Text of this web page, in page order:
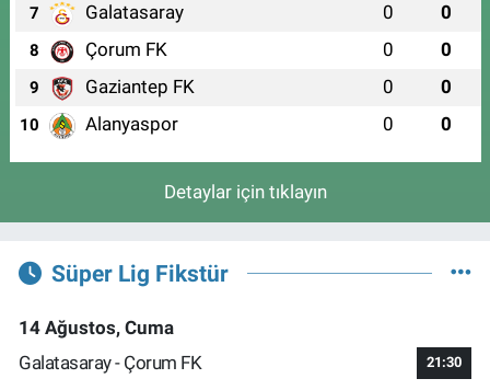
7 Galatasaray 0 0
8 Çorum FK 0 0
9 Gaziantep FK 0 0
10 Alanyaspor 0 0
Detaylar için tıklayın
Süper Lig Fikstür
14 Ağustos, Cuma
Galatasaray - Çorum FK
21:30